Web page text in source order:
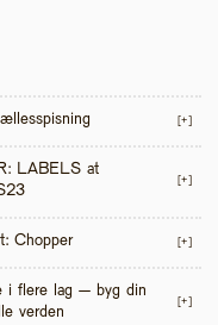
[+]
LABELS at
[+]
Chopper [+]
i flere lag – byg din
verden
[+]